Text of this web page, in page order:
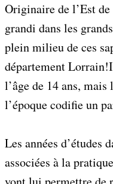
Originaire de l’Est
grandi dans les
plein milieu de ces
département
l’âge de 14 ans,
l’époque codifie un
Les années d’études
associées à la